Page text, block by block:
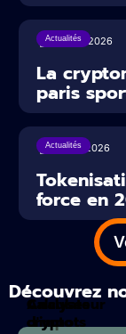
Actualités
22/07/2026
La
paris
Actualités
16/07/2026
force en
Découvrez
Calculateur
d'impots
Analyses
crypto